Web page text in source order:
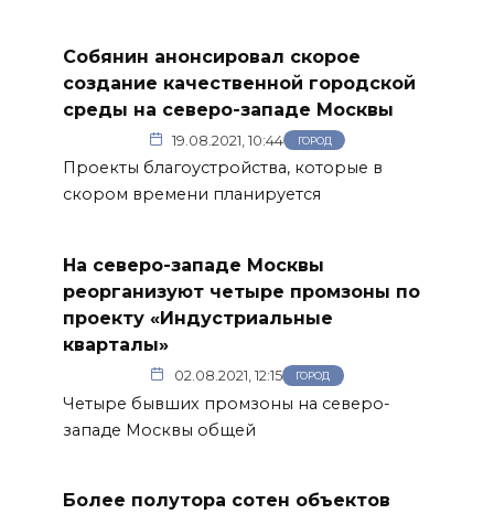
Собянин анонсировал скорое
создание качественной городской
среды на северо-западе Москвы
19.08.2021, 10:44 ГОРОД
Проекты благоустройства, которые в
скором времени планируется
На северо-западе Москвы
реорганизуют четыре промзоны по
проекту «Индустриальные
кварталы»
02.08.2021, 12:15 ГОРОД
Четыре бывших промзоны на северо-
западе Москвы общей
Более полутора сотен объектов